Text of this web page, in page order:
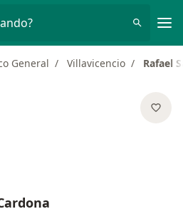
General Villavicencio Rafael